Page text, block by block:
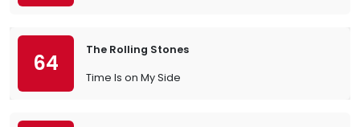
64
The Rolling Stones
Time Is on My Side